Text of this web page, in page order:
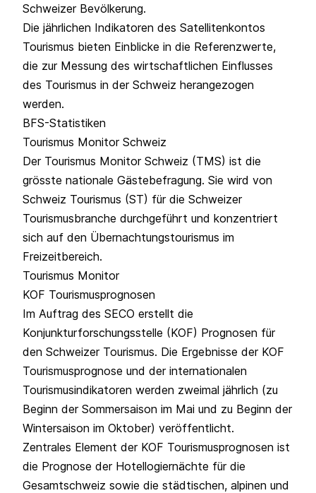
Schweizer Bevölkerung.
Die jährlichen Indikatoren des Satellitenkontos
Tourismus bieten Einblicke in die Referenzwerte,
die zur Messung des wirtschaftlichen Einflusses
des Tourismus in der Schweiz herangezogen
werden.
BFS-Statistiken
Tourismus Monitor Schweiz
Der Tourismus Monitor Schweiz (TMS) ist die
grösste nationale Gästebefragung. Sie wird von
Schweiz Tourismus (ST) für die Schweizer
Tourismusbranche durchgeführt und konzentriert
sich auf den Übernachtungstourismus im
Freizeitbereich.
Tourismus Monitor
KOF Tourismusprognosen
Im Auftrag des SECO erstellt die
Konjunkturforschungsstelle (KOF) Prognosen für
den Schweizer Tourismus. Die Ergebnisse der KOF
Tourismusprognose und der internationalen
Tourismusindikatoren werden zweimal jährlich (zu
Beginn der Sommersaison im Mai und zu Beginn der
Wintersaison im Oktober) veröffentlicht.
Zentrales Element der KOF Tourismusprognosen ist
die Prognose der Hotellogiernächte für die
Gesamtschweiz sowie die städtischen, alpinen und